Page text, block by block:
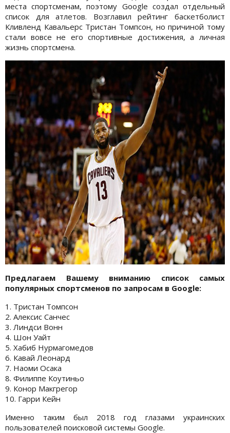
места спортсменам, поэтому Google создал отдельный
список для атлетов. Возглавил рейтинг баскетболист
Кливленд Кавальерс Тристан Томпсон, но причиной тому
стали вовсе не его спортивные достижения, а личная
жизнь спортсмена.
Предлагаем Вашему вниманию список самых
популярных спортсменов по запросам в Google:
1. Тристан Томпсон
2. Алексис Санчес
3. Линдси Вонн
4. Шон Уайт
5. Хабиб Нурмагомедов
6. Кавай Леонард
7. Наоми Осака
8. Филиппе Коутиньо
9. Конор Макгрегор
10. Гарри Кейн
Именно таким был 2018 год глазами украинских
пользователей поисковой системы Google.